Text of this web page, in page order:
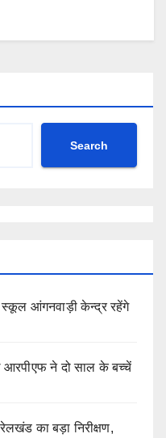
Search
आंगनवाड़ी केन्द्र रहेंगे
आरपीएफ ने दो साल के बच्चें
का बड़ा निरीक्षण,